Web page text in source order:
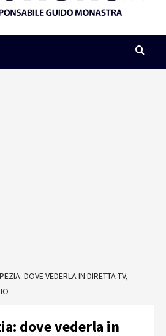
DOVE VEDERLA IN DIRETTA TV,
dove vederla in